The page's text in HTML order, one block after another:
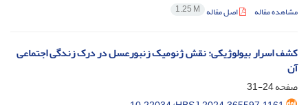
مشاهده مقاله اصل مقاله 1.25 M
کشف اسرار بیولوژیکی: نقش ژنومیک زنبورعسل در درک زندگی اجتماعی
آن
صفحه24-31